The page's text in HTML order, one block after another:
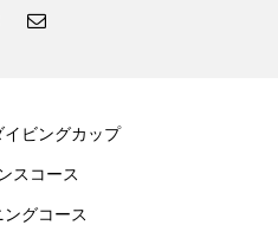
ビングカップ
スコース
ングコース